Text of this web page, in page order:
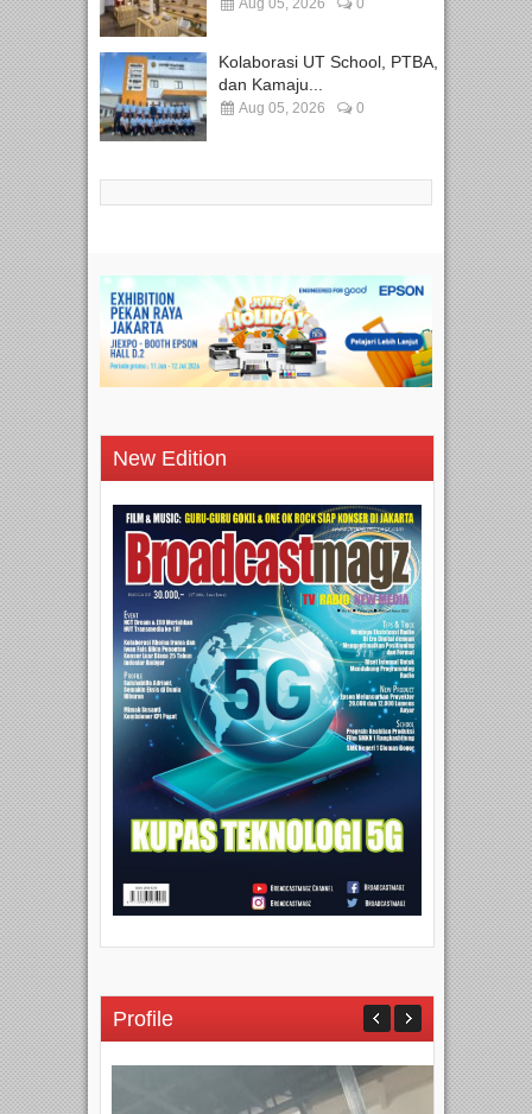
Aug 05, 2026 0
Kolaborasi UT School, PTBA,
dan Kamaju...
Aug 05, 2026 0
New Edition
Profile